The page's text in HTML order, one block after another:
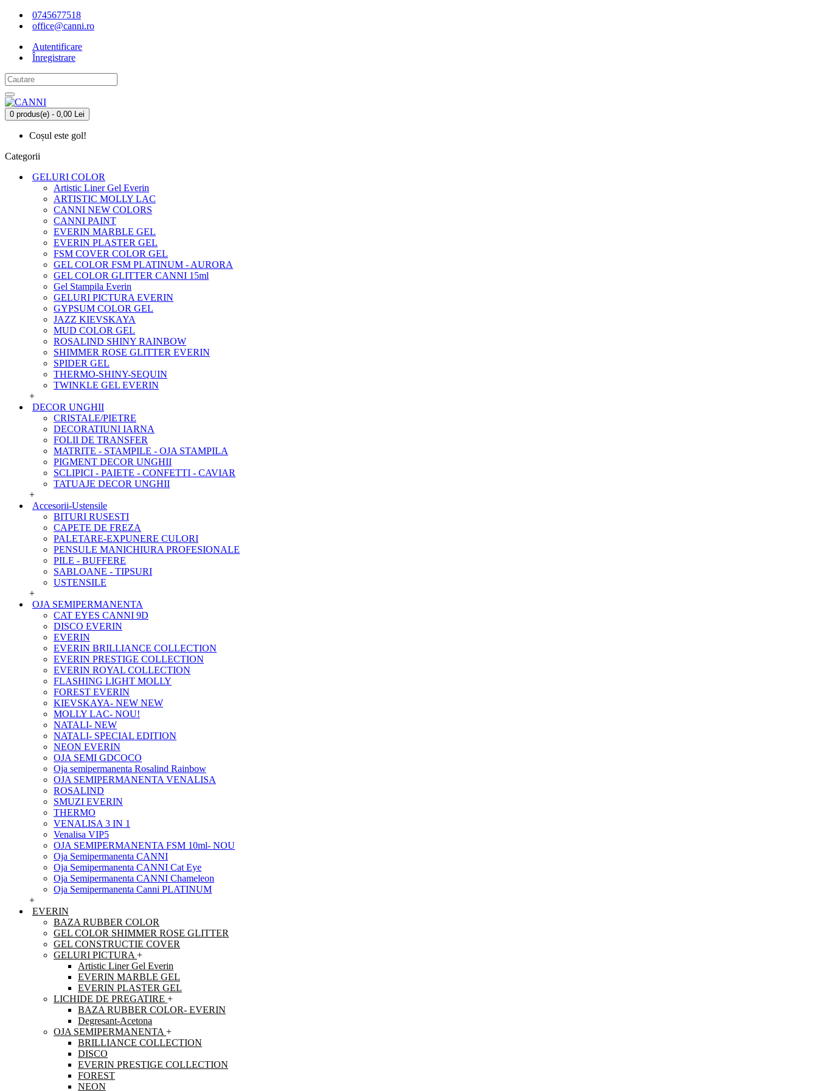
0745677518
office@canni.ro
Autentificare
Înregistrare
0 produs(e) - 0,00 Lei
Coșul este gol!
Categorii
GELURI COLOR
Artistic Liner Gel Everin
ARTISTIC MOLLY LAC
CANNI NEW COLORS
CANNI PAINT
EVERIN MARBLE GEL
EVERIN PLASTER GEL
FSM COVER COLOR GEL
GEL COLOR FSM PLATINUM - AURORA
GEL COLOR GLITTER CANNI 15ml
Gel Stampila Everin
GELURI PICTURA EVERIN
GYPSUM COLOR GEL
JAZZ KIEVSKAYA
MUD COLOR GEL
ROSALIND SHINY RAINBOW
SHIMMER ROSE GLITTER EVERIN
SPIDER GEL
THERMO-SHINY-SEQUIN
TWINKLE GEL EVERIN
+
DECOR UNGHII
CRISTALE/PIETRE
DECORATIUNI IARNA
FOLII DE TRANSFER
MATRITE - STAMPILE - OJA STAMPILA
PIGMENT DECOR UNGHII
SCLIPICI - PAIETE - CONFETTI - CAVIAR
TATUAJE DECOR UNGHII
+
Accesorii-Ustensile
BITURI RUSESTI
CAPETE DE FREZA
PALETARE-EXPUNERE CULORI
PENSULE MANICHIURA PROFESIONALE
PILE - BUFFERE
SABLOANE - TIPSURI
USTENSILE
+
OJA SEMIPERMANENTA
CAT EYES CANNI 9D
DISCO EVERIN
EVERIN
EVERIN BRILLIANCE COLLECTION
EVERIN PRESTIGE COLLECTION
EVERIN ROYAL COLLECTION
FLASHING LIGHT MOLLY
FOREST EVERIN
KIEVSKAYA- NEW NEW
MOLLY LAC- NOU!
NATALI- NEW
NATALI- SPECIAL EDITION
NEON EVERIN
OJA SEMI GDCOCO
Oja semipermanenta Rosalind Rainbow
OJA SEMIPERMANENTA VENALISA
ROSALIND
SMUZI EVERIN
THERMO
VENALISA 3 IN 1
Venalisa VIP5
OJA SEMIPERMANENTA FSM 10ml- NOU
Oja Semipermanenta CANNI
Oja Semipermanenta CANNI Cat Eye
Oja Semipermanenta CANNI Chameleon
Oja Semipermanenta Canni PLATINUM
+
EVERIN
BAZA RUBBER COLOR
GEL COLOR SHIMMER ROSE GLITTER
GEL CONSTRUCTIE COVER
GELURI PICTURA +
Artistic Liner Gel Everin
EVERIN MARBLE GEL
EVERIN PLASTER GEL
LICHIDE DE PREGATIRE +
BAZA RUBBER COLOR- EVERIN
Degresant-Acetona
OJA SEMIPERMANENTA +
BRILLIANCE COLLECTION
DISCO
EVERIN PRESTIGE COLLECTION
FOREST
NEON